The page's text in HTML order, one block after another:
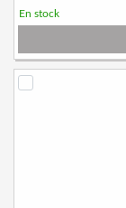
En stock